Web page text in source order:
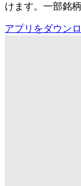
けます。一部銘
アプリをダウン